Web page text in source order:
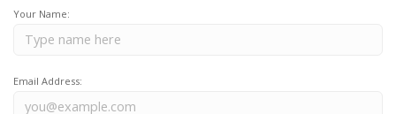
Your Name:
Email Address: